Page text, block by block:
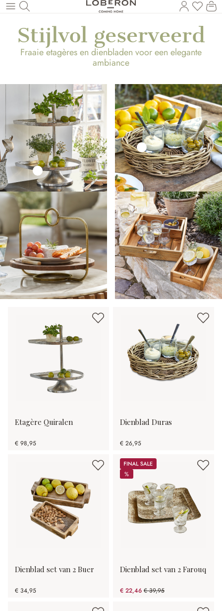
Naar de hoofdinhoud
U
Stijlvol geserveerd
Fraaie etagères en dienbladen voor een elegante
ambiance
Etagère Quiralen
€ 98,95
Dienblad Duras
€ 26,95
Dienblad set van 2 Buer
€ 34,95
Sale
%
%
Dienblad set van 2 Farouq
€ 22,46 € 39,95
(43.78% gespart)